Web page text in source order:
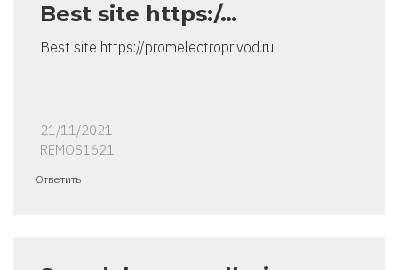
Best site https:/…
Best site https://promelectroprivod.ru
21/11/2021
REMOS1621
Ответить